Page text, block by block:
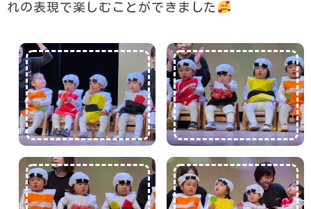
れの表現で楽しむことができました